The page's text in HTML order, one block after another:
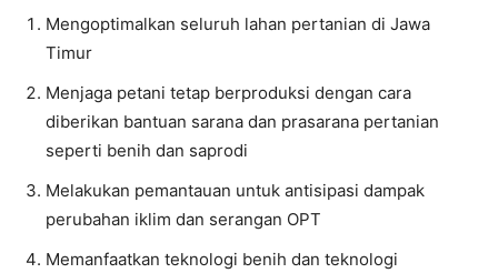
Mengoptimalkan seluruh lahan pertanian di Jawa
Timur
Menjaga petani tetap berproduksi dengan cara
diberikan bantuan sarana dan prasarana pertanian
seperti benih dan saprodi
Melakukan pemantauan untuk antisipasi dampak
perubahan iklim dan serangan OPT
Memanfaatkan teknologi benih dan teknologi